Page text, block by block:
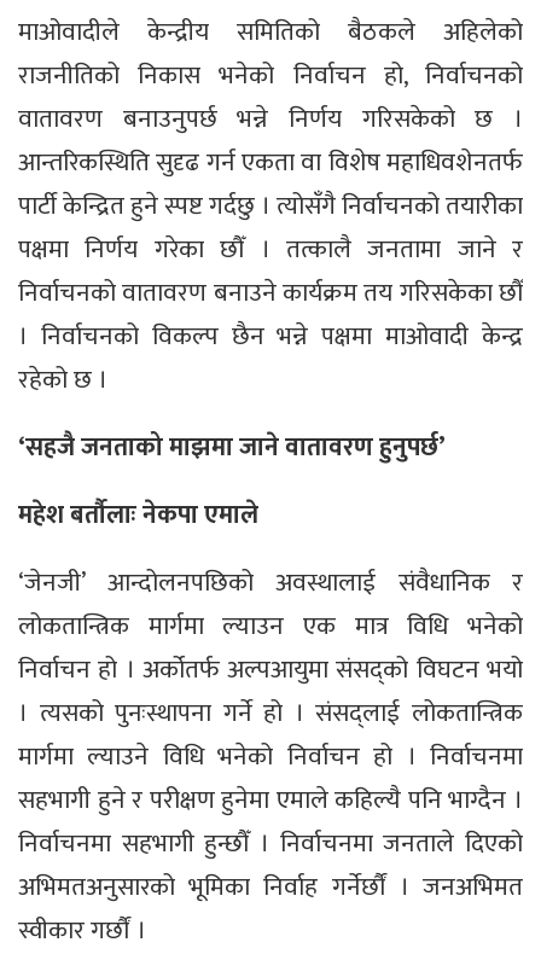
माओवादीले केन्द्रीय समितिको बैठकले अहिलेको
राजनीतिको निकास भनेको निर्वाचन हो, निर्वाचनको
वातावरण बनाउनुपर्छ भन्ने निर्णय गरिसकेको छ ।
आन्तरिकस्थिति सुदृढ गर्न एकता वा विशेष महाधिवशेनतर्फ
पार्टी केन्द्रित हुने स्पष्ट गर्दछु । त्योसँगै निर्वाचनको तयारीका
पक्षमा निर्णय गरेका छौँ । तत्कालै जनतामा जाने र
निर्वाचनको वातावरण बनाउने कार्यक्रम तय गरिसकेका छौँ
। निर्वाचनको विकल्प छैन भन्ने पक्षमा माओवादी केन्द्र
रहेको छ ।
‘सहजै जनताको माझमा जाने वातावरण हुनुपर्छ’
महेश बर्तौलाः नेकपा एमाले
‘जेनजी’ आन्दोलनपछिको अवस्थालाई संवैधानिक र
लोकतान्त्रिक मार्गमा ल्याउन एक मात्र विधि भनेको
निर्वाचन हो । अर्कोतर्फ अल्पआयुमा संसद्को विघटन भयो
। त्यसको पुनःस्थापना गर्ने हो । संसद्लाई लोकतान्त्रिक
मार्गमा ल्याउने विधि भनेको निर्वाचन हो । निर्वाचनमा
सहभागी हुने र परीक्षण हुनेमा एमाले कहिल्यै पनि भाग्दैन ।
निर्वाचनमा सहभागी हुन्छौँ । निर्वाचनमा जनताले दिएको
अभिमतअनुसारको भूमिका निर्वाह गर्नेर्छौं । जनअभिमत
स्वीकार गर्छौं ।